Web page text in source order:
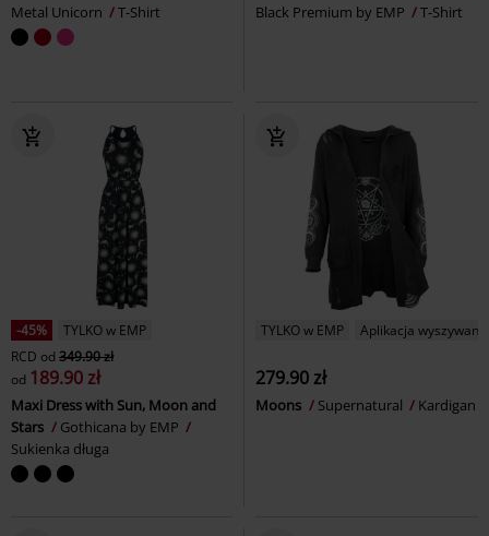
Metal Unicorn
T-Shirt
Black Premium by EMP
T-Shirt
-45%
TYLKO w EMP
RCD od 349.90 zł
od 189.90 zł
Maxi Dress with Sun, Moon and
Stars
Gothicana by EMP
Sukienka długa
TYLKO w EMP Aplikacja wyszywana
279.90 zł
Moons Supernatural Kardigan